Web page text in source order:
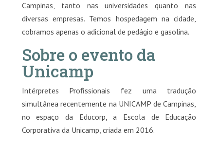
Campinas, tanto nas universidades quanto nas
diversas empresas. Temos hospedagem na cidade,
cobramos apenas o adicional de pedágio e gasolina.
Sobre o evento da
Unicamp
Intérpretes Profissionais fez uma tradução
simultânea recentemente na UNICAMP de Campinas,
no espaço da Educorp, a Escola de Educação
Corporativa da Unicamp, criada em 2016.